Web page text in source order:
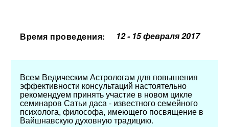
Время проведения: 12 - 15 февраля 2017
Всем Ведическим Астрологам для повышения
эффективности консультаций настоятельно
рекомендуем принять участие в новом цикле
семинаров Сатьи даса - известного семейного
психолога, философа, имеющего посвящение в
Вайшнавскую духовную традицию.